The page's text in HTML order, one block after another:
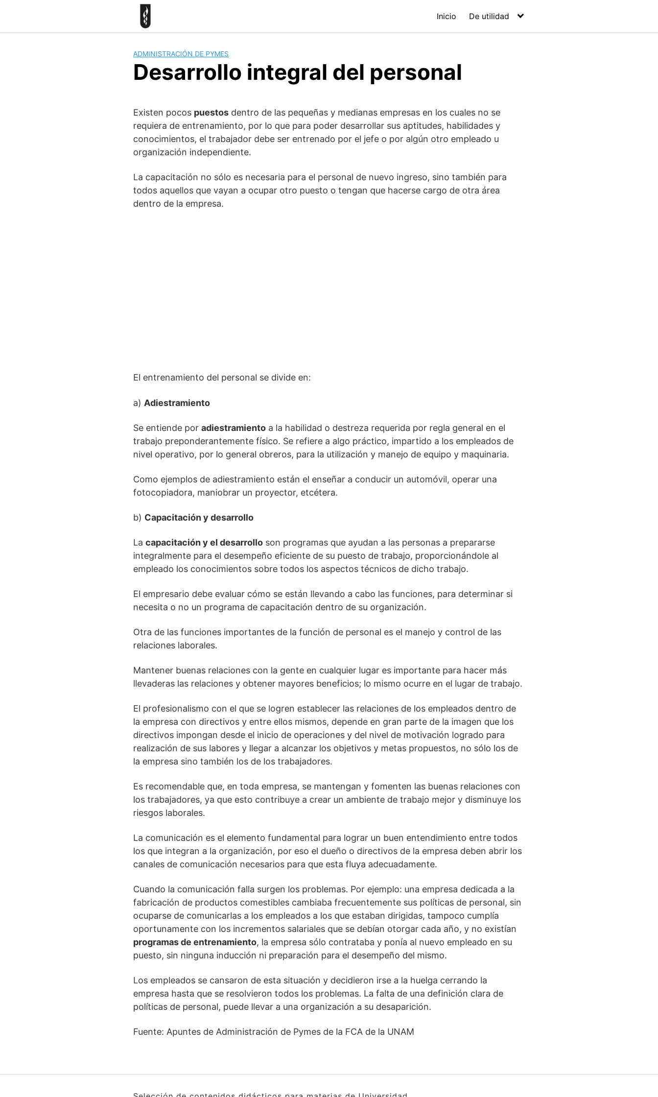
Inicio De utilidad
ADMINISTRACIÓN DE PYMES
Desarrollo integral del personal
Existen pocos puestos dentro de las pequeñas y medianas empresas en los cuales no se
requiera de entrenamiento, por lo que para poder desarrollar sus aptitudes, habilidades y
conocimientos, el trabajador debe ser entrenado por el jefe o por algún otro empleado u
organización independiente.
La capacitación no sólo es necesaria para el personal de nuevo ingreso, sino también para
todos aquellos que vayan a ocupar otro puesto o tengan que hacerse cargo de otra área
dentro de la empresa.
El entrenamiento del personal se divide en:
a) Adiestramiento
Se entiende por adiestramiento a la habilidad o destreza requerida por regla general en el
trabajo preponderantemente físico. Se refiere a algo práctico, impartido a los empleados de
nivel operativo, por lo general obreros, para la utilización y manejo de equipo y maquinaria.
Como ejemplos de adiestramiento están el enseñar a conducir un automóvil, operar una
fotocopiadora, maniobrar un proyector, etcétera.
b) Capacitación y desarrollo
La capacitación y el desarrollo son programas que ayudan a las personas a prepararse
integralmente para el desempeño eficiente de su puesto de trabajo, proporcionándole al
empleado los conocimientos sobre todos los aspectos técnicos de dicho trabajo.
El empresario debe evaluar cómo se están llevando a cabo las funciones, para determinar si
necesita o no un programa de capacitación dentro de su organización.
Otra de las funciones importantes de la función de personal es el manejo y control de las
relaciones laborales.
Mantener buenas relaciones con la gente en cualquier lugar es importante para hacer más
llevaderas las relaciones y obtener mayores beneficios; lo mismo ocurre en el lugar de trabajo.
El profesionalismo con el que se logren establecer las relaciones de los empleados dentro de
la empresa con directivos y entre ellos mismos, depende en gran parte de la imagen que los
directivos impongan desde el inicio de operaciones y del nivel de motivación logrado para
realización de sus labores y llegar a alcanzar los objetivos y metas propuestos, no sólo los de
la empresa sino también los de los trabajadores.
Es recomendable que, en toda empresa, se mantengan y fomenten las buenas relaciones con
los trabajadores, ya que esto contribuye a crear un ambiente de trabajo mejor y disminuye los
riesgos laborales.
La comunicación es el elemento fundamental para lograr un buen entendimiento entre todos
los que integran a la organización, por eso el dueño o directivos de la empresa deben abrir los
canales de comunicación necesarios para que esta fluya adecuadamente.
Cuando la comunicación falla surgen los problemas. Por ejemplo: una empresa dedicada a la
fabricación de productos comestibles cambiaba frecuentemente sus políticas de personal, sin
ocuparse de comunicarlas a los empleados a los que estaban dirigidas, tampoco cumplía
oportunamente con los incrementos salariales que se debían otorgar cada año, y no existían
programas de entrenamiento, la empresa sólo contrataba y ponía al nuevo empleado en su
puesto, sin ninguna inducción ni preparación para el desempeño del mismo.
Los empleados se cansaron de esta situación y decidieron irse a la huelga cerrando la
empresa hasta que se resolvieron todos los problemas. La falta de una definición clara de
políticas de personal, puede llevar a una organización a su desaparición.
Fuente: Apuntes de Administración de Pymes de la FCA de la UNAM